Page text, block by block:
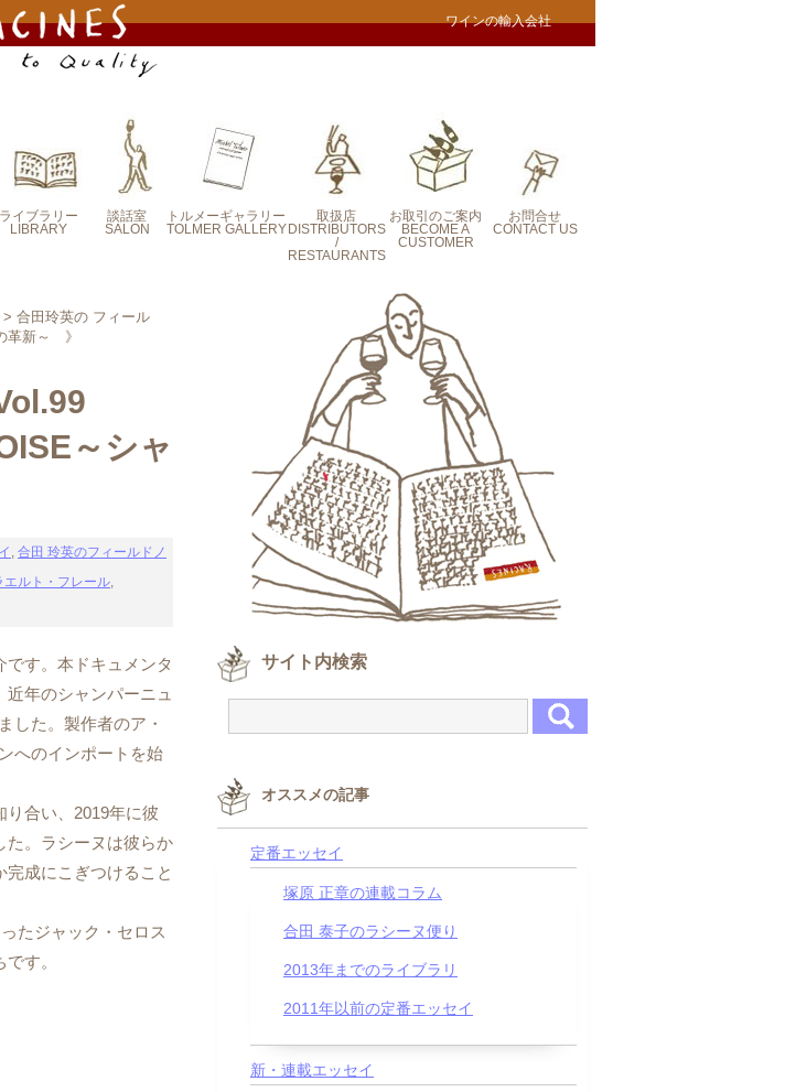
ワインの輸入会社
ライブラリー
LIBRARY
談話室
SALON
トルメーギャラリー
TOLMER GALLERY
取扱店
DISTRIBUTORS
/
RESTAURANTS
お取引のご案内
BECOME A
CUSTOMER
お問合せ
CONTACT US
> 合田玲英の フィール
革新～ 》
～シャ
, 合田 玲英のフィールドノ
エルト・フレール,
す。本ドキュメンタ
年のシャンパーニュ
した。製作者のア・
へのインポートを始
合い、2019年に彼
た。ラシーヌは彼らか
成にこぎつけること
たジャック・セロス
す。
サイト内検索
オススメの記事
定番エッセイ
塚原 正章の連載コラム
合田 泰子のラシーヌ便り
2013年までのライブラリ
2011年以前の定番エッセイ
新・連載エッセイ